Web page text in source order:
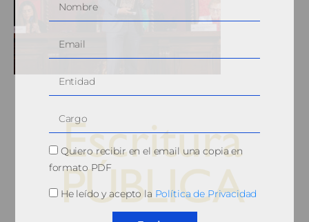
Quiero recibir en el email una copia en
formato PDF
He leído y acepto la Política de Privacidad